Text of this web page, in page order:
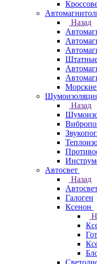
Назад
Штатные
Назад
Автосвет
Назад
Галоген
Ксенон